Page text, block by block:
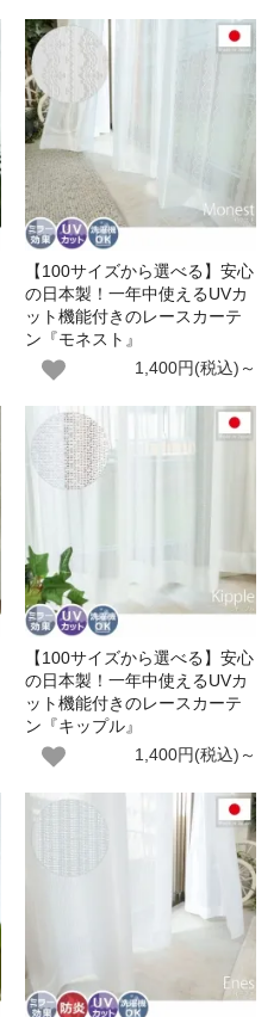
【100サイズから選べる】安心
の日本製！一年中使えるUVカ
ット機能付きのレースカーテ
ン『モネスト』
1,400円(税込)～
【100サイズから選べる】安心
の日本製！一年中使えるUVカ
ット機能付きのレースカーテ
ン『キップル』
1,400円(税込)～